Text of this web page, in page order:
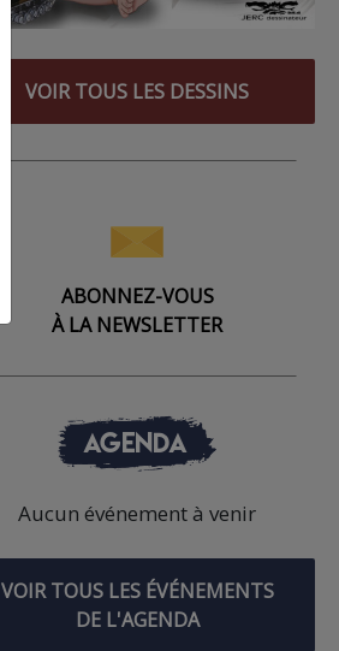
VOIR TOUS LES DESSINS
ABONNEZ-VOUS
À LA NEWSLETTER
AGENDA
Aucun événement à venir
VOIR TOUS LES ÉVÉNEMENTS
DE L'AGENDA